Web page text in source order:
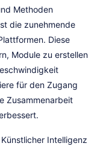
Methoden
die zunehmende
Diese
Module zu erstellen
für den Zugang
Zusammenarbeit
Intelligenz